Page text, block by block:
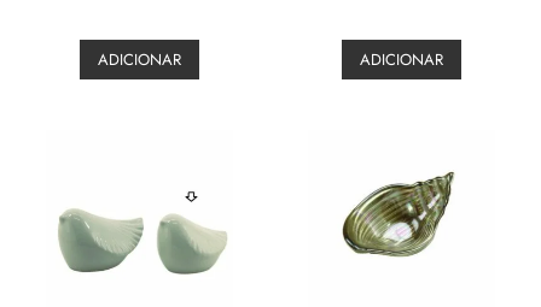
ADICIONAR ADICIONAR